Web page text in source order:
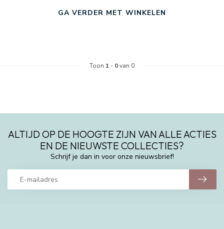
GA VERDER MET WINKELEN
Toon 1 - 0van 0
ALTIJD OP DE HOOGTE ZIJN VAN ALLE ACTIES
EN DE NIEUWSTE COLLECTIES?
Schrijf je dan in voor onze nieuwsbrief!